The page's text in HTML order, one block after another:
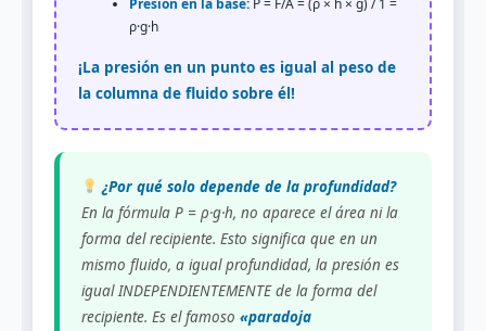
ρ·g·h
¡La presión en un punto es igual al peso de
la columna de fluido sobre él!
¿Por qué solo depende de la profundidad?
En la fórmula P = ρ·g·h, no aparece el área ni la
forma del recipiente. Esto significa que en un
mismo fluido, a igual profundidad, la presión es
igual INDEPENDIENTEMENTE de la forma del
recipiente. Es el famoso «paradoja